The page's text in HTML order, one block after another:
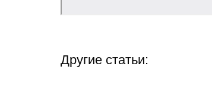
Другие статьи: